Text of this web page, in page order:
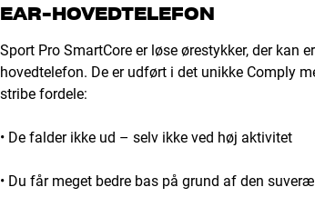
EAR-HOVEDTELEFON
Sport Pro SmartCore er løse ørestykker, der kan
hovedtelefon. De er udført i det unikke Comply
stribe fordele:
• De falder ikke ud – selv ikke ved høj aktivitet
• Du får meget bedre bas på grund af den